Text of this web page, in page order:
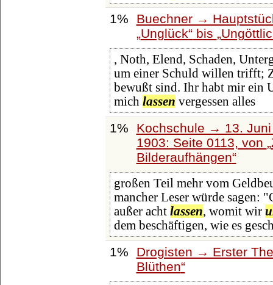
1%
Buechner →
Unglück bis
, Noth, Elend, Schaden,
um einer Schuld willen trifft;
bewußt sind. Ihr habt mir ein
mich lassen vergessen alles
1%
Kochschule → 13.
1903: Seite 0113, von
Bilderaufhängen
großen Teil mehr vom
mancher Leser würde sagen:
außer acht lassen, womit wir
dem beschäftigen, wie es
1%
Drogisten → Erster
Blüthen